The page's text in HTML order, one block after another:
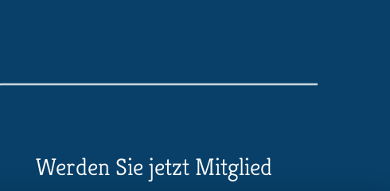
Werden Sie jetzt Mitglied